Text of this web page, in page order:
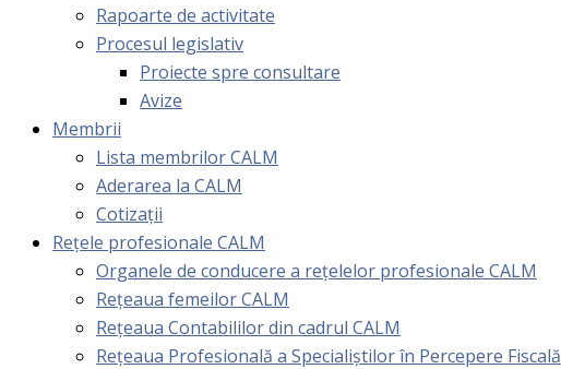
Rapoarte de activitate
Procesul legislativ
Proiecte spre consultare
Avize
Membrii
Lista membrilor CALM
Aderarea la CALM
Cotizaţii
Rețele profesionale CALM
Organele de conducere a rețelelor profesionale CALM
Rețeaua femeilor CALM
Rețeaua Contabililor din cadrul CALM
Rețeaua Profesională a Specialiștilor în Percepere Fiscală